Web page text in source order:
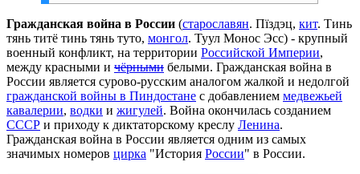
Гражданская война в России (старославян. Пїздэц, кит. Тинь
тянь титё тинь тянь туто, монгол. Туул Монос Эсс) - крупный
военный конфликт, на территории Российской Империи,
между красными и чёрными белыми. Гражданская война в
России является сурово-русским аналогом жалкой и недолгой
гражданской войны в Пиндостане с добавлением медвежьей
кавалерии, водки и жигулей. Война окончилась созданием
СССР и приходу к диктаторскому креслу Ленина.
Гражданская война в России является одним из самых
значимых номеров цирка "История России" в России.